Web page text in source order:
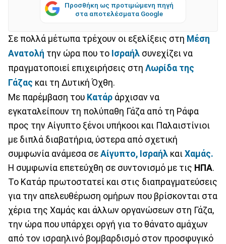
Προσθήκη ως προτιμώμενη πηγή
στα αποτελέσματα Google
Σε πολλά μέτωπα τρέχουν οι εξελίξεις στη Μέση
Ανατολή την ώρα που το Ισραήλ συνεχίζει να
πραγματοποιεί επιχειρήσεις στη Λωρίδα της
Γάζας και τη Δυτική Όχθη.
Με παρέμβαση του Κατάρ άρχισαν να
εγκαταλείπουν τη πολύπαθη Γάζα από τη Ράφα
προς την Αίγυπτο ξένοι υπήκοοι και Παλαιστίνιοι
με διπλά διαβατήρια, ύστερα από σχετική
συμφωνία ανάμεσα σε Αίγυπτο, Ισραήλ και Χαμάς.
Η συμφωνία επετεύχθη σε συντονισμό με τις ΗΠΑ.
Το Κατάρ πρωτοστατεί και στις διαπραγματεύσεις
για την απελευθέρωση ομήρων που βρίσκονται στα
χέρια της Χαμάς και άλλων οργανώσεων στη Γάζα,
την ώρα που υπάρχει οργή για το θάνατο αμάχων
από τον ισραηλινό βομβαρδισμό στον προσφυγικό